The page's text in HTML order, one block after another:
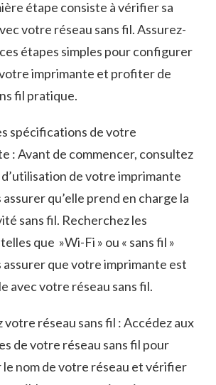
étape consiste à vérifier sa
‍votre réseau sans fil. Assurez-
​étapes simples pour configurer
imprimante et profiter de
fil pratique.
spécifications de votre
: Avant de commencer, consultez
⁣d’utilisation de votre imprimante
qu’elle prend en ⁣charge la
sans fil. Recherchez ⁢les⁢
que ⁤ »Wi-Fi » ou « sans fil »
assurer que votre imprimante est
avec votre ⁢réseau sans fil.
votre‌ réseau sans fil ⁤: Accédez aux
‌de votre réseau‌ sans fil pour
nom de votre ‌réseau et vérifier